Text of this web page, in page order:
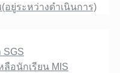
ยู่ระหว่างดำเนินการ)
SGS
อนักเรียน MIS